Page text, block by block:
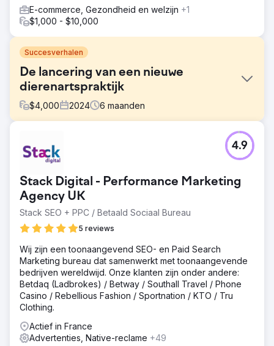
E-commerce, Gezondheid en welzijn +1
$1,000 - $10,000
Succesverhalen
De lancering van een nieuwe
dierenartspraktijk
$4,000 2024 6 maanden
The Mewes Vets is een gevestigde onafhankelijke,
prijswinnende dierenarts gevestigd in Haywards Heath en
zich inzet om huisdieren de best mogelijke zorg te
bieden. Ze benaderden ons om te helpen bij het lanceren
van een nieuwe praktijk in Peacehaven. We hebben een
volledige audit uitgevoerd van hun digitale media en
hebben gekeken naar traditionele promotiemethoden om
Oplossing
We hebben een volledige SEO (Search Engine
Optimization) audit van de website uitgevoerd en een
schema van werkzaamheden geïmplementeerd,
waaronder het maken van nieuwe SERP's rich snippets
hergebruiken van bestaande content met relevante
trefwoorden en het nastreven van een actieve backlink
Stack Digital - Performance Marketing
Agency UK
Stack SEO + PPC / Betaald Sociaal Bureau
5 reviews
4.9
Wij zijn een toonaangevend SEO- en Paid Search
Marketing bureau dat samenwerkt met toonaangevende
bedrijven wereldwijd. Onze klanten zijn onder andere:
Betdaq (Ladbrokes) / Betway / Southall Travel / Phone
Casino / Rebellious Fashion / Sportnation / KTO / Tru
Clothing.
Actief in France
Advertenties, Native-reclame +49